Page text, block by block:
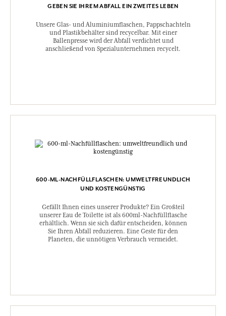
GEBEN SIE IHREM ABFALL EIN ZWEITES LEBEN
Unsere Glas- und Aluminiumflaschen, Pappschachteln
und Plastikbehälter sind recycelbar. Mit einer
Ballenpresse wird der Abfall verdichtet und
anschließend von Spezialunternehmen recycelt.
600-ML-NACHFÜLLFLASCHEN: UMWELTFREUNDLICH
UND KOSTENGÜNSTIG
Gefällt Ihnen eines unserer Produkte? Ein Großteil
unserer Eau de Toilette ist als 600ml-Nachfüllflasche
erhältlich. Wenn sie sich dafür entscheiden, können
Sie Ihren Abfall reduzieren. Eine Geste für den
Planeten, die unnötigen Verbrauch vermeidet.